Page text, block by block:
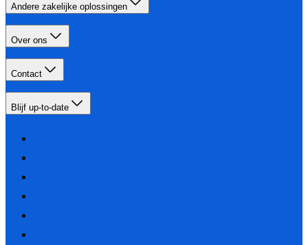
Andere zakelijke oplossingen
Over ons
Contact
Blijf up-to-date